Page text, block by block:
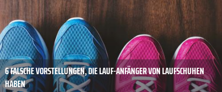
6 FALSCHE VORSTELLUNGEN, DIE LAUF-ANFÄNGER VON LAUFSCHUHEN
HABEN